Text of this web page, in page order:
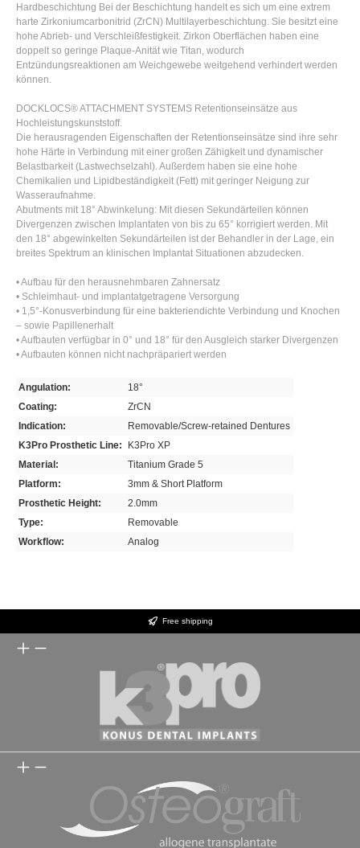
Hardbeschichtung Bei der Beschichtung handelt es sich um eine extrem
harte Zirkoniumcarbonitrid (ZrCN) Multilayerbeschichtung. Sie besitzt eine
hohe Abrieb- und Verschleißfestigkeit. Zirkon Oberflächen haben eine
doppelt so geringe Plaque-Anität wie Titan, wodurch
Entzündungsreaktionen am Weichgewebe weitgehend verhindert werden
können.
DOCKLOCS® ATTACHMENT SYSTEMS Retentionseinsätze aus
Hochleistungskunststoff.
Die herausragenden Eigenschaften der Retentionseinsätze sind ihre sehr
hohe Härte in Verbindung mit einer großen Zähigkeit und dynamischer
Belastbarkeit (Lastwechselzahl). Außerdem haben sie eine hohe
Chemikalien und Lipidbeständigkeit (Fett) mit geringer Neigung zur
Wasseraufnahme.
Abutments mit 18° Abwinkelung: Mit diesen Sekundärteilen können
Divergenzen zwischen Implantaten von bis zu 65° korrigiert werden. Mit
den 18° abgewinkelten Sekundärteilen ist der Behandler in der Lage, ein
breites Spektrum an klinischen Implantat Situationen abzudecken.
• Aufbau für den herausnehmbaren Zahnersatz
• Schleimhaut- und implantatgetragene Versorgung
• 1,5°-Konusverbindung für eine bakteriendichte Verbindung und Knochen
– sowie Papillenerhalt
• Aufbauten verfügbar in 0° und 18° für den Ausgleich starker Divergenzen
• Aufbauten können nicht nachpräpariert werden
Angulation:
18°
Coating:
ZrCN
Indication:
Removable/Screw-retained Dentures
K3Pro Prosthetic Line:
K3Pro XP
Material:
Titanium Grade 5
Platform:
3mm & Short Platform
Prosthetic Height:
2.0mm
Type:
Removable
Workflow:
Analog
Free shipping